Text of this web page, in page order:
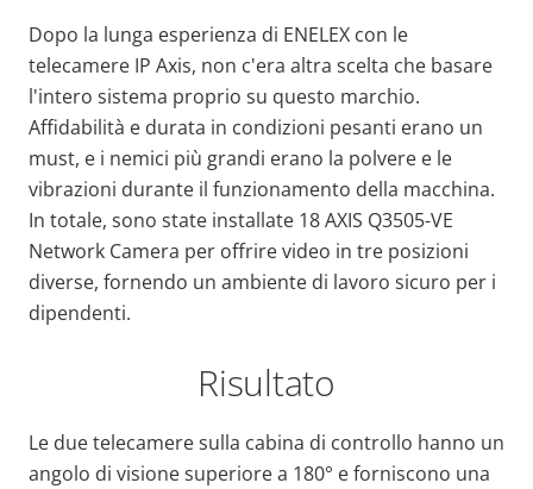
Dopo la lunga esperienza di ENELEX con le
telecamere IP Axis, non c'era altra scelta che basare
l'intero sistema proprio su questo marchio.
Affidabilità e durata in condizioni pesanti erano un
must, e i nemici più grandi erano la polvere e le
vibrazioni durante il funzionamento della macchina.
In totale, sono state installate 18 AXIS Q3505-VE
Network Camera per offrire video in tre posizioni
diverse, fornendo un ambiente di lavoro sicuro per i
dipendenti.
Risultato
Le due telecamere sulla cabina di controllo hanno un
angolo di visione superiore a 180° e forniscono una